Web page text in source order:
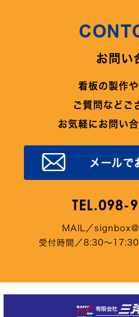
お問い
看板の製作
ご質問などご
お気軽にお問い
メールで
TEL.098-
MAIL／
受付時間／8:30～